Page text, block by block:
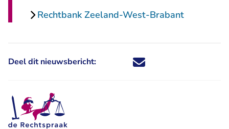
Rechtbank Zeeland-West-Brabant
Deel dit nieuwsbericht: Deel dit nieuwsbericht via X -
Deel dit nieuwsbericht via
Deel dit nieuwsbericht
Deel dit